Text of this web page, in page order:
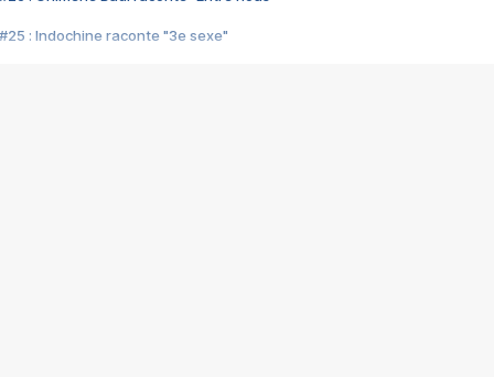
#25 : Indochine raconte "3e sexe"